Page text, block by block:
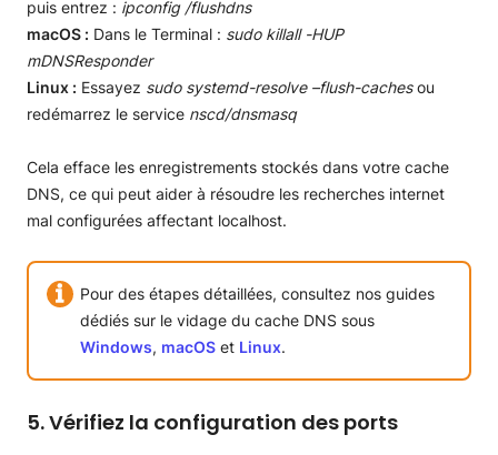
puis entrez : ipconfig /flushdns
macOS : Dans le Terminal : sudo killall -HUP
mDNSResponder
Linux : Essayez sudo systemd-resolve –flush-cachesou
redémarrez le service nscd/dnsmasq
Cela efface les enregistrements stockés dans votre cache
DNS, ce qui peut aider à résoudre les recherches internet
mal configurées affectant localhost.
Pour des étapes détaillées, consultez nos guides
dédiés sur le vidage du cache DNS sous
Windows, macOS et Linux.
5. Vérifiez la configuration des ports